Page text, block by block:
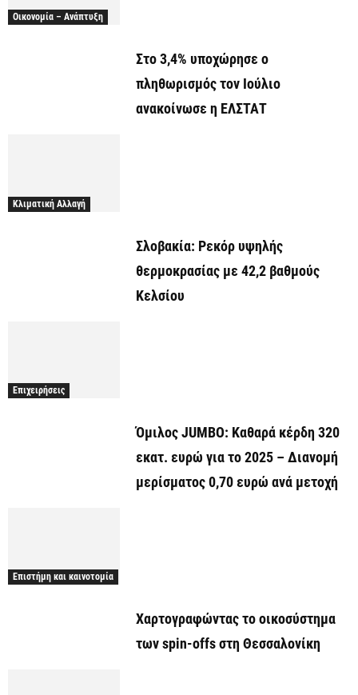
Οικονομία – Ανάπτυξη
Στο 3,4% υποχώρησε ο
πληθωρισμός τον Ιούλιο
ανακοίνωσε η ΕΛΣΤΑΤ
Κλιματική Αλλαγή
Σλοβακία: Ρεκόρ υψηλής
θερμοκρασίας με 42,2 βαθμούς
Κελσίου
Επιχειρήσεις
Όμιλος JUMBO: Καθαρά κέρδη 320
εκατ. ευρώ για το 2025 – Διανομή
μερίσματος 0,70 ευρώ ανά μετοχή
Επιστήμη και καινοτομία
Χαρτογραφώντας το οικοσύστημα
των spin-offs στη Θεσσαλονίκη